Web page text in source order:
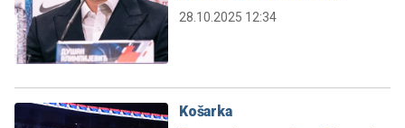
28.10.2025 12:34
Košarka